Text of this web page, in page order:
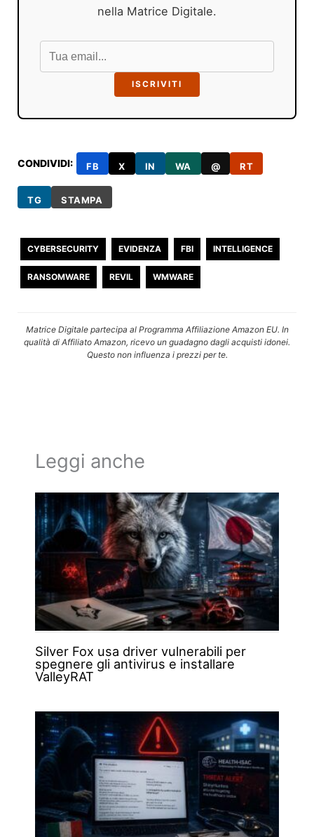
nella Matrice Digitale.
ISCRIVITI
CONDIVIDI: FB X IN WA @ RT
TG STAMPA
CYBERSECURITY EVIDENZA FBI INTELLIGENCE
RANSOMWARE REVIL WMWARE
Matrice Digitale partecipa al Programma Affiliazione Amazon EU. In
qualità di Affiliato Amazon, ricevo un guadagno dagli acquisti idonei.
Questo non influenza i prezzi per te.
Leggi anche
Silver Fox usa driver vulnerabili per
spegnere gli antivirus e installare
ValleyRAT